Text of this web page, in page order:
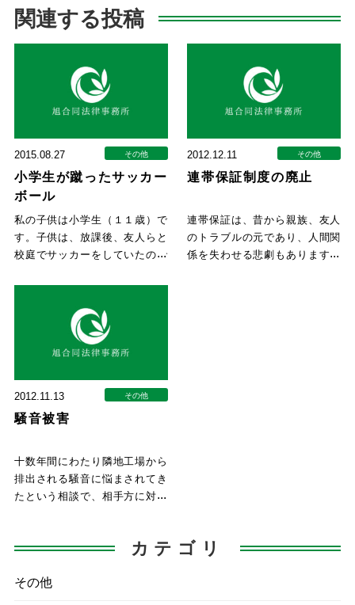
関連する投稿
2015.08.27 その他
小学生が蹴ったサッカー
ボール
私の子供は小学生（１１歳）で
す。子供は、放課後、友人らと
校庭でサッカーをしていたので
2012.12.11 その他
連帯保証制度の廃止
連帯保証は、昔から親族、友人
のトラブルの元であり、人間関
係を失わせる悲劇もあります。
2012.11.13 その他
騒音被害
十数年間にわたり隣地工場から
排出される騒音に悩まされてき
たという相談で、相手方に対し
カテゴリ
その他